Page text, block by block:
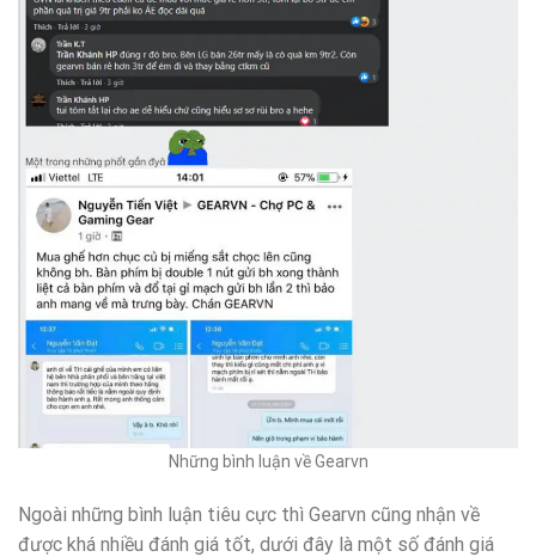
Những bình luận về Gearvn
Ngoài những bình luận tiêu cực thì Gearvn cũng nhận về
được khá nhiều đánh giá tốt, dưới đây là một số đánh giá